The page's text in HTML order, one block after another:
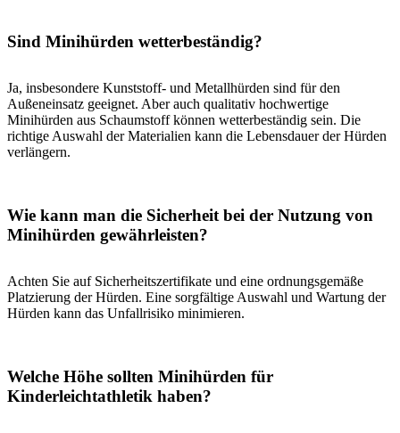
Sind Minihürden wetterbeständig?
Ja, insbesondere Kunststoff- und Metallhürden sind für den
Außeneinsatz geeignet. Aber auch qualitativ hochwertige
Minihürden aus Schaumstoff können wetterbeständig sein. Die
richtige Auswahl der Materialien kann die Lebensdauer der Hürden
verlängern.
Wie kann man die Sicherheit bei der Nutzung von
Minihürden gewährleisten?
Achten Sie auf Sicherheitszertifikate und eine ordnungsgemäße
Platzierung der Hürden. Eine sorgfältige Auswahl und Wartung der
Hürden kann das Unfallrisiko minimieren.
Welche Höhe sollten Minihürden für
Kinderleichtathletik haben?